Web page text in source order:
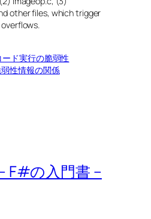
other files, which trigger
ド実行の脆弱性
性情報の関係
F#の入門書 –